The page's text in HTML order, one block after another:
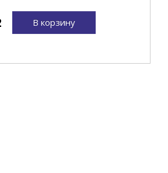
В корзину